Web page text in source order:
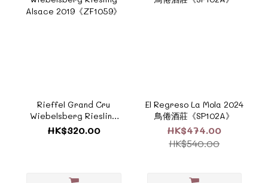
Rieffel Grand Cru
Wiebelsberg Riesling
Alsace 2019《ZF1059》
HK$320.00
El Regreso La Mola 2024
鳥倦酒莊《SP102A》
HK$474.00
HK$540.00